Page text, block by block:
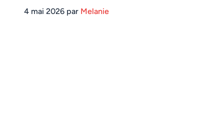
4 mai 2026 par Melanie